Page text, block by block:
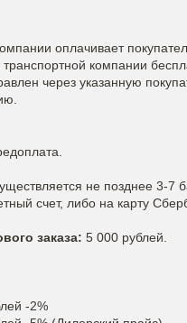
оплачивает
компании
через указанную
не позднее 3-7
счет, либо на карту
заказа: 5 000 рублей.
-2%